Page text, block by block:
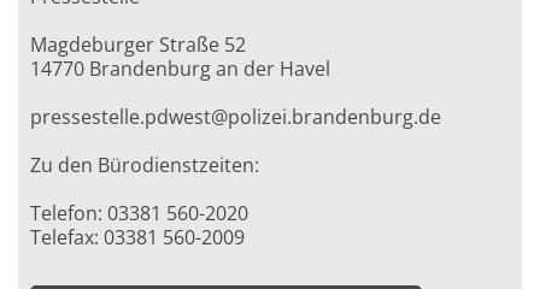
Magdeburger Straße 52
14770 Brandenburg an der Havel
pressestelle.pdwest@polizei.brandenburg.de
Zu den Bürodienstzeiten:
Telefon: 03381 560-2020
Telefax: 03381 560-2009